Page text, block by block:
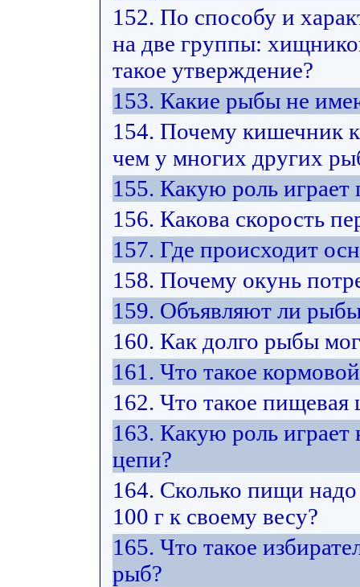
152. По способу и
на две группы:
такое утверждение?
153. Какие рыбы не
154. Почему кишечник
чем у многих других
155. Какую роль играет
156. Какова скорость
157. Где происходит
158. Почему окунь
159. Объявляют ли
160. Как долго рыбы
161. Что такое
162. Что такое пищевая
163. Какую роль играет
цепи?
164. Сколько пищи
100 г к своему весу?
165. Что такое
рыб?